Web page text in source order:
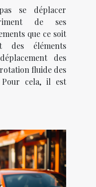
se déplacer
de ses
que ce soit
des éléments
des
fluide des
cela, il est